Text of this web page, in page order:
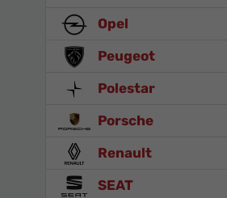
Opel
Peugeot
Polestar
Porsche
Renault
SEAT